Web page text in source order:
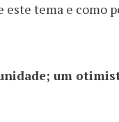
tema e como
um